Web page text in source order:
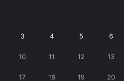
3 4 5 6
10 11 12 13
17 18 19 20